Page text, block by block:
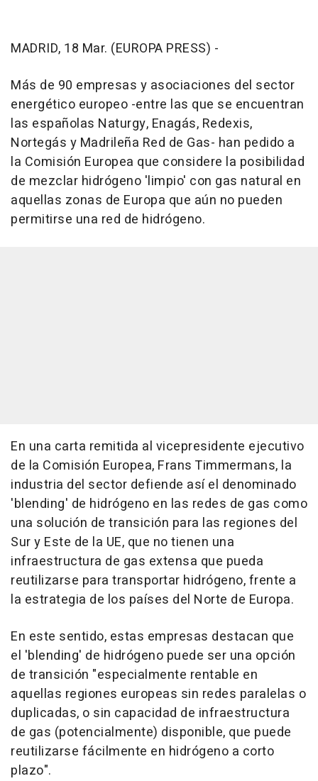
MADRID, 18 Mar. (EUROPA PRESS) -
Más de 90 empresas y asociaciones del sector
energético europeo -entre las que se encuentran
las españolas Naturgy, Enagás, Redexis,
Nortegás y Madrileña Red de Gas- han pedido a
la Comisión Europea que considere la posibilidad
de mezclar hidrógeno 'limpio' con gas natural en
aquellas zonas de Europa que aún no pueden
permitirse una red de hidrógeno.
En una carta remitida al vicepresidente ejecutivo
de la Comisión Europea, Frans Timmermans, la
industria del sector defiende así el denominado
'blending' de hidrógeno en las redes de gas como
una solución de transición para las regiones del
Sur y Este de la UE, que no tienen una
infraestructura de gas extensa que pueda
reutilizarse para transportar hidrógeno, frente a
la estrategia de los países del Norte de Europa.
En este sentido, estas empresas destacan que
el 'blending' de hidrógeno puede ser una opción
de transición "especialmente rentable en
aquellas regiones europeas sin redes paralelas o
duplicadas, o sin capacidad de infraestructura
de gas (potencialmente) disponible, que puede
reutilizarse fácilmente en hidrógeno a corto
plazo".